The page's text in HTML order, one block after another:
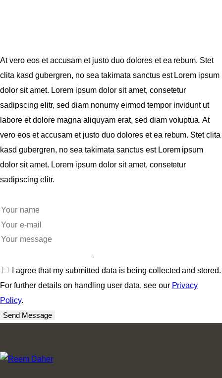
At vero eos et accusam et justo duo dolores et ea rebum. Stet
clita kasd gubergren, no sea takimata sanctus est Lorem ipsum
dolor sit amet. Lorem ipsum dolor sit amet, consetetur
sadipscing elitr, sed diam nonumy eirmod tempor invidunt ut
labore et dolore magna aliquyam erat, sed diam voluptua. At
vero eos et accusam et justo duo dolores et ea rebum. Stet clita
kasd gubergren, no sea takimata sanctus est Lorem ipsum
dolor sit amet. Lorem ipsum dolor sit amet, consetetur
sadipscing elitr.
I agree that my submitted data is being collected and stored.
For further details on handling user data, see our Privacy
Policy.
Send Message